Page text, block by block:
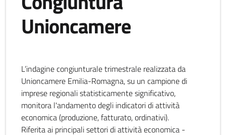
Unioncamere
L’indagine congiunturale trimestrale realizzata da
Unioncamere Emilia-Romagna, su un campione di
imprese regionali statisticamente significativo,
monitora l'andamento degli indicatori di attività
economica (produzione, fatturato, ordinativi).
Riferita ai principali settori di attività economica -